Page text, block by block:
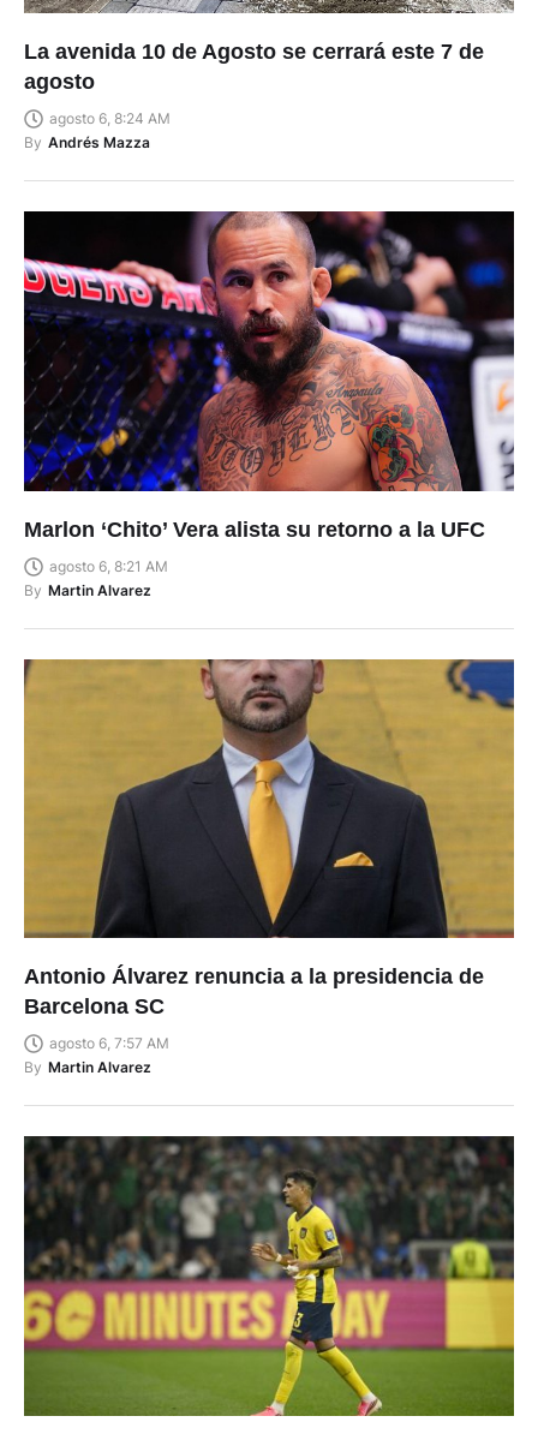
La avenida 10 de Agosto se cerrará este 7 de
agosto
agosto 6, 8:24 AM
By Andrés Mazza
Marlon ‘Chito’ Vera alista su retorno a la UFC
agosto 6, 8:21 AM
By Martin Alvarez
Antonio Álvarez renuncia a la presidencia de
Barcelona SC
agosto 6, 7:57 AM
By Martin Alvarez